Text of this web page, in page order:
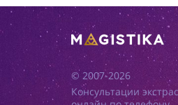
© 2007-2026
Консультации